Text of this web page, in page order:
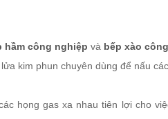
hầm công nghiệp và bếp xào
kim phun chuyên dùng để nấu
họng gas xa nhau tiên lợi cho